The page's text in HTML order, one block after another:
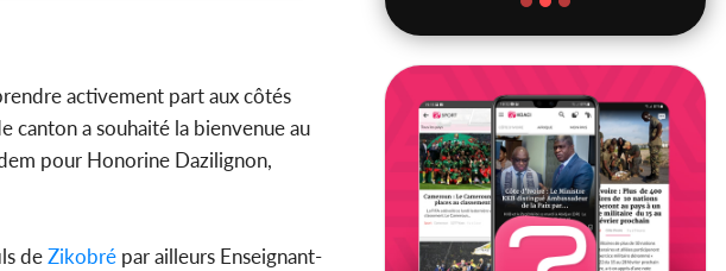
activement part aux côtés
canton a souhaité la bienvenue au
pour Honorine Dazilignon,
deZikobré par ailleurs Enseignant-